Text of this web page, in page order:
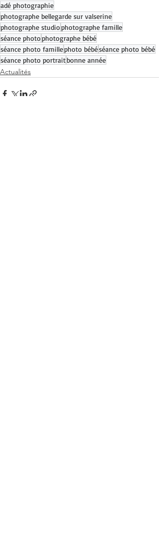
adé photographie
photographe bellegarde sur valserine
photographe studiophotographe famille
séance photophotographe bébé
séance photo famillephoto bébéséance photo bébé
séance photo portraitbonne année
Actualités